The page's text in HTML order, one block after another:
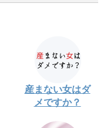
産まない女はダ
メですか？